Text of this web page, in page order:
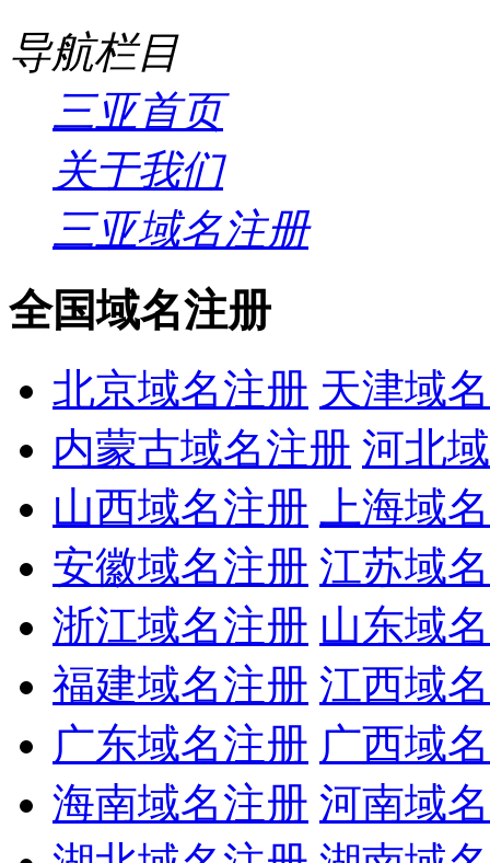
导航栏目
三亚首页
关于我们
三亚域名注册
全国域名注册
北京域名注册 天津域
内蒙古域名注册 河北
山西域名注册
上海域
安徽域名注册 江苏域
浙江域名注册 山东域
福建域名注册 江西域
广东域名注册 广西域
海南域名注册 河南域